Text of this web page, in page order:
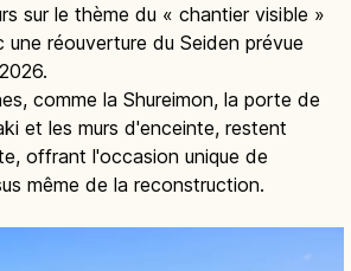
sur le thème du « chantier visible »
réouverture du Seiden prévue
comme la Shureimon, la porte de
et les murs d'enceinte, restent
offrant l'occasion unique de
même de la reconstruction.